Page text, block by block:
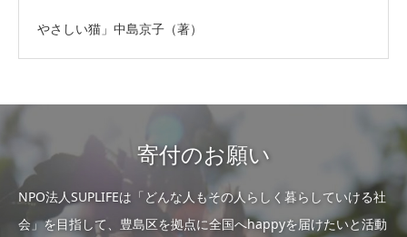
やさしい猫」中島京子（著）
寄付のお願い
NPO法人SUPLIFEは「どんな人もその人らしく暮らしていける社
会」を目指して、豊島区を拠点に全国へhappyを届けたいと活動